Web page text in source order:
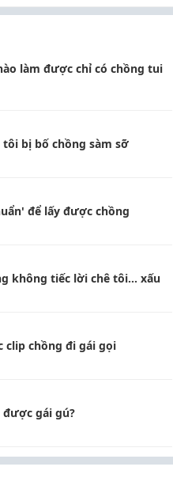
làm được chỉ có chồng tui
bị bố chồng sàm sỡ
để lấy được chồng
không tiếc lời chê tôi... xấu
clip chồng đi gái gọi
được gái gú?